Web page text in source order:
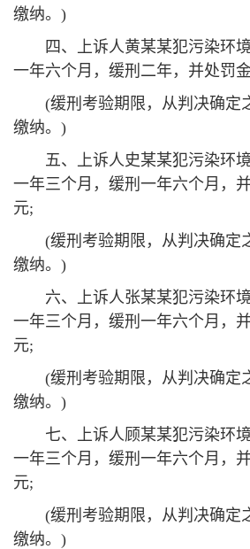
缴纳。)
四、上诉人黄某某犯污染环
一年六个月，缓刑二年，并处罚
(缓刑考验期限，从判决确定
缴纳。)
五、上诉人史某某犯污染环
一年三个月，缓刑一年六个月，
元;
(缓刑考验期限，从判决确定
缴纳。)
六、上诉人张某某犯污染环
一年三个月，缓刑一年六个月，
元;
(缓刑考验期限，从判决确定
缴纳。)
七、上诉人顾某某犯污染环
一年三个月，缓刑一年六个月，
元;
(缓刑考验期限，从判决确定
缴纳。)